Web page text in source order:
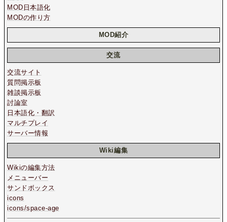
MOD日本語化
MODの作り方
MOD紹介
交流
交流サイト
質問掲示板
雑談掲示板
討論室
日本語化・翻訳
マルチプレイ
サーバー情報
Wiki編集
Wikiの編集方法
メニューバー
サンドボックス
icons
icons/space-age